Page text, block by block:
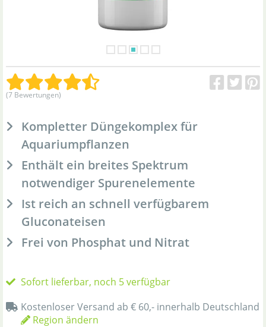
(7 Bewertungen)
Kompletter Düngekomplex für
Aquariumpflanzen
Enthält ein breites Spektrum
notwendiger Spurenelemente
Ist reich an schnell verfügbarem
Gluconateisen
Frei von Phosphat und Nitrat
Sofort lieferbar, noch 5 verfügbar
Kostenloser Versand ab € 60,- innerhalb Deutschland
Region ändern